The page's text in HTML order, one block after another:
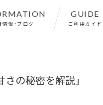
情報・ブログ
GUIDE
ご利用ガイド
の秘密を解説」